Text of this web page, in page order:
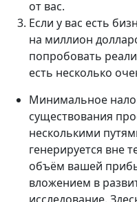
от вас.
Если у вас есть
на миллион
попробовать
есть несколько
Минимальное
существования
несколькими
генерируется вне
объём вашей
вложением в